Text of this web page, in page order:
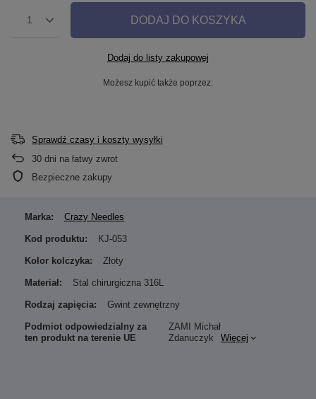
1 DODAJ DO KOSZYKA
Dodaj do listy zakupowej
Możesz kupić także poprzez:
Sprawdź czasy i koszty wysyłki
30 dni na łatwy zwrot
Bezpieczne zakupy
Marka: Crazy Needles
Kod produktu: KJ-053
Kolor kolczyka: Złoty
Materiał: Stal chirurgiczna 316L
Rodzaj zapięcia: Gwint zewnętrzny
Podmiot odpowiedzialny za
ten produkt na terenie UE
ZAMI Michał
Zdanuczyk
Więcej